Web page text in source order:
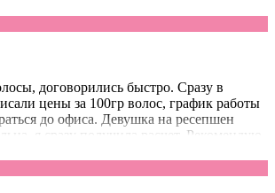
карту. Девочки работали быстро и были
даже обсудили предстоящую
просторно.
договорились быстро. Сразу в
цены за 100гр волос, график работы
до офиса. Девушка на ресепшен
я сразу получила расчет. Рекомендую